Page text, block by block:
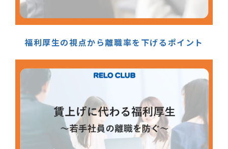
福利厚生の視点から離職率を下げるポイント